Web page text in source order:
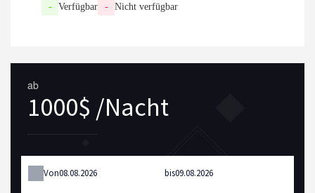
- Verfügbar - Nicht verfügbar
ab
1000$ /Nacht
Von bis